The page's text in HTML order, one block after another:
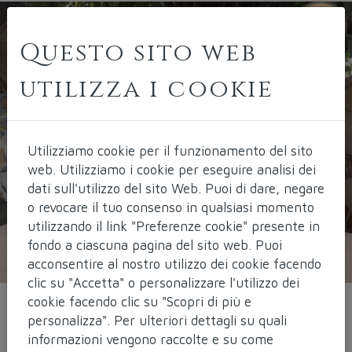
Laboratorio
Questo sito web
utilizza i cookie
Utilizziamo cookie per il funzionamento del sito
web. Utilizziamo i cookie per eseguire analisi dei
dati sull'utilizzo del sito Web. Puoi di dare, negare
o revocare il tuo consenso in qualsiasi momento
utilizzando il link "Preferenze cookie" presente in
fondo a ciascuna pagina del sito web. Puoi
acconsentire al nostro utilizzo dei cookie facendo
clic su "Accetta" o personalizzare l'utilizzo dei
cookie facendo clic su "Scopri di più e
personalizza". Per ulteriori dettagli su quali
informazioni vengono raccolte e su come